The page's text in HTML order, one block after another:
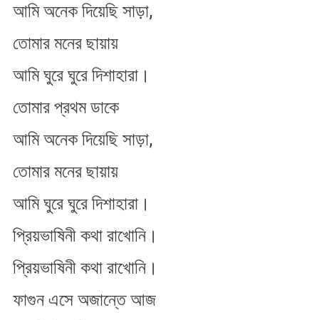
আমি অনেক দিয়েছি সাড়া,
তোমার মনের ছায়ায়
আমি ঘুরে ঘুরে দিশাহারা।
তোমার প্রথম ডাকে
আমি অনেক দিয়েছি সাড়া,
তোমার মনের ছায়ায়
আমি ঘুরে ঘুরে দিশাহারা।
প্রিয়ভাষিনী কথা রাখোনি।
প্রিয়ভাষিনী কথা রাখোনি।
ফাগুন এসে অজান্তে আজ